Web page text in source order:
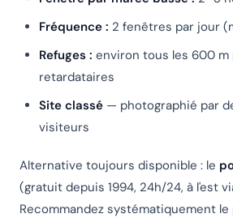
Fréquence : 2 fenêtres par jour
Refuges : environ tous les 600 m
retardataires
Site classé — photographié par
visiteurs
Alternative toujours disponible : le
(gratuit depuis 1994, 24h/24, à l'est
Recommandez systématiquement